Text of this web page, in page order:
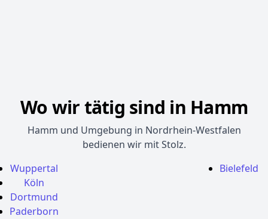
Wo wir tätig sind in Hamm
Hamm und Umgebung in Nordrhein-Westfalen
bedienen wir mit Stolz.
Wuppertal
Köln
Dortmund
Paderborn
Bielefeld